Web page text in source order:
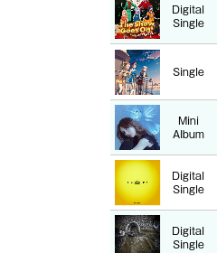
Digital
Single
Single
Mini
Album
Digital
Single
Digital
Single